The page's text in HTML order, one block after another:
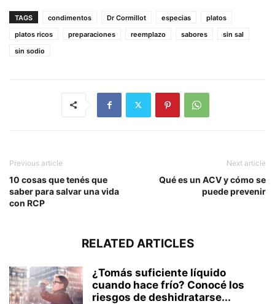
TAGS condimentos Dr Cormillot especias
platos
platos ricos
preparaciones reemplazo sabores
sin sal
sin sodio
Previous article
10 cosas que tenés que
saber para salvar una vida
con RCP
Next article
Qué es un ACV y cómo se
puede prevenir
RELATED ARTICLES
¿Tomás suficiente líquido
cuando hace frío? Conocé los
riesgos de deshidratarse...